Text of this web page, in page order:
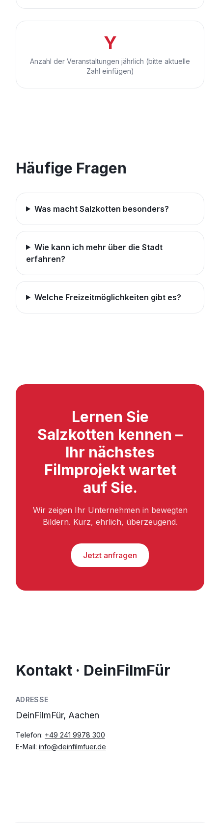
Y
Anzahl der Veranstaltungen jährlich (bitte aktuelle
Zahl einfügen)
Häufige Fragen
Was macht Salzkotten besonders?
Wie kann ich mehr über die Stadt
erfahren?
Welche Freizeitmöglichkeiten gibt es?
Lernen Sie
Salzkotten kennen –
Ihr nächstes
Filmprojekt wartet
auf Sie.
Wir zeigen Ihr Unternehmen in bewegten
Bildern. Kurz, ehrlich, überzeugend.
Jetzt anfragen
Kontakt · DeinFilmFür
ADRESSE
DeinFilmFür, Aachen
Telefon: +49 241 9978 300
E-Mail: info@deinfilmfuer.de